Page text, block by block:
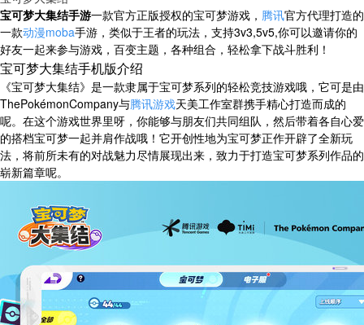
宝可梦大集结手游一款官方正版授权的宝可梦游戏， 腾讯官方代理打造的
一款动漫moba手游，类似于王者的玩法，支持3v3,5v5,你可以邀请你的
好友一起来参与游戏，百变主题，各种组合，轻松拿下战斗胜利！
宝可梦大集结手机版介绍
《宝可梦大集结》是一款隶属于宝可梦系列的轻松竞技游戏哦，它可是由
ThePokémonCompany与腾讯游戏天美工作室群携手精心打造而成的
呢。在这个游戏世界里呀，你能够与朋友们共同组队，然后带着各自心爱
的搭档宝可梦一起并肩作战哦！它开创性地为宝可梦正作开辟了全新玩
法，将前所未有的对战魅力尽情展现出来，致力于打造宝可梦系列作品的
崭新篇章呢。